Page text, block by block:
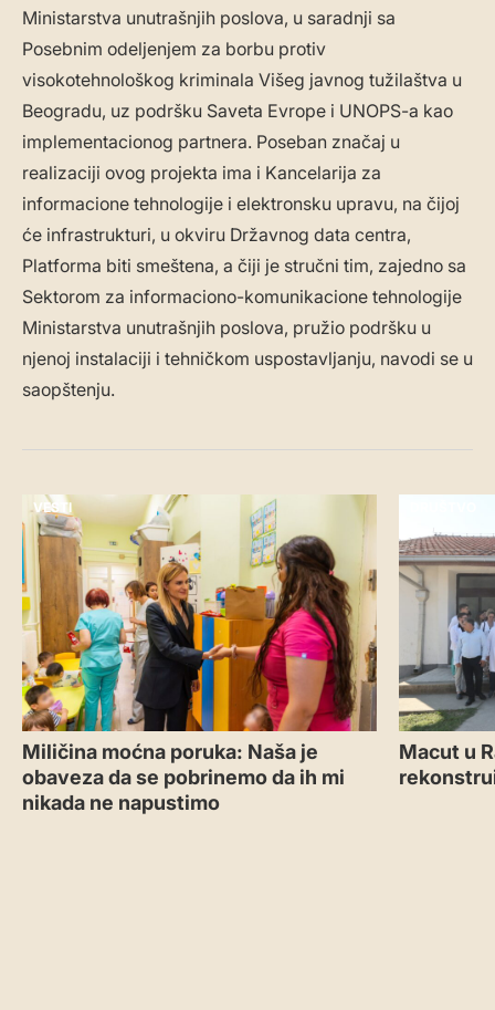
Ministarstva unutrašnjih poslova, u saradnji sa
Posebnim odeljenjem za borbu protiv
visokotehnološkog kriminala Višeg javnog tužilaštva u
Beogradu, uz podršku Saveta Evrope i UNOPS-a kao
implementacionog partnera. Poseban značaj u
realizaciji ovog projekta ima i Kancelarija za
informacione tehnologije i elektronsku upravu, na čijoj
će infrastrukturi, u okviru Državnog data centra,
Platforma biti smeštena, a čiji je stručni tim, zajedno sa
Sektorom za informaciono-komunikacione tehnologije
Ministarstva unutrašnjih poslova, pružio podršku u
njenoj instalaciji i tehničkom uspostavljanju, navodi se u
saopštenju.
VESTI
Miličina moćna poruka: Naša je
obaveza da se pobrinemo da ih mi
nikada ne napustimo
Macut u